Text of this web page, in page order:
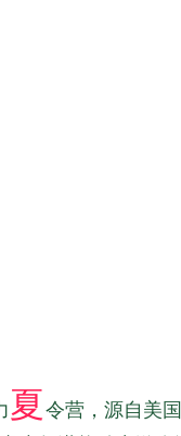
夏令营，源自美